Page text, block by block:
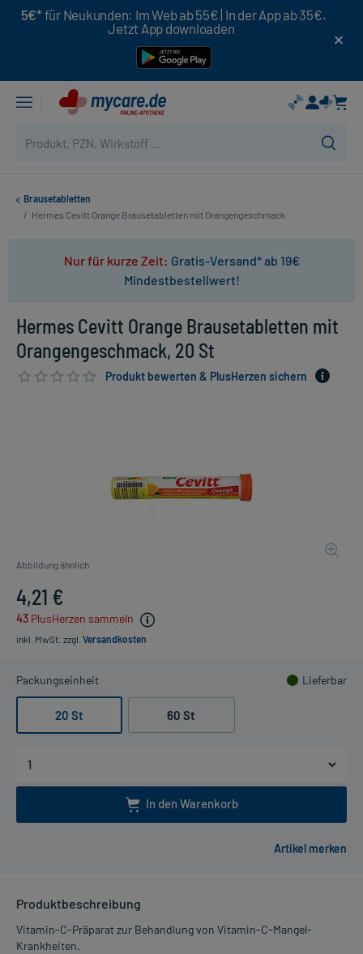
5€* für Neukunden: Im Web ab 55€ | In der App ab 35€.
Jetzt App downloaden
Brausetabletten
/ Hermes Cevitt Orange Brausetabletten mit Orangengeschmack
Nur für kurze Zeit: Gratis-Versand* ab 19€
Mindestbestellwert!
Hermes Cevitt Orange Brausetabletten mit
Orangengeschmack, 20 St
Produkt bewerten & PlusHerzen sichern
Abbildung ähnlich
4,21 €
43 PlusHerzen sammeln
inkl. MwSt. zzgl. Versandkosten
Packungseinheit Lieferbar
20 St 60 St
In den Warenkorb
Produktbeschreibung
Vitamin-C-Präparat zur Behandlung von Vitamin-C-Mangel-
Krankheiten.